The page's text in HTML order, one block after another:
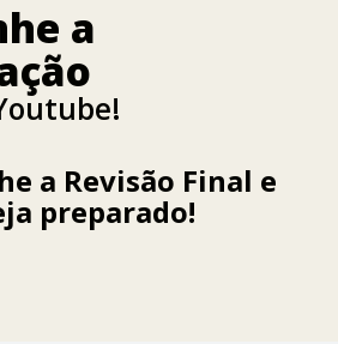
a
a Revisão Final e
preparado!